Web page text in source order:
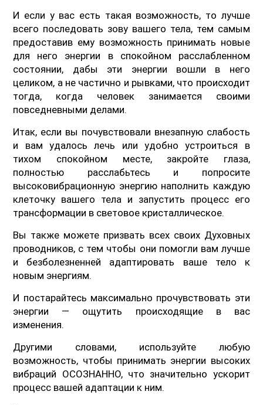
И если у вас есть такая возможность, то лучше
всего последовать зову вашего тела, тем самым
предоставив ему возможность принимать новые
для него энергии в спокойном расслабленном
состоянии, дабы эти энергии вошли в него
целиком, а не частично и рывками, что происходит
тогда, когда человек занимается своими
повседневными делами.
Итак, если вы почувствовали внезапную слабость
и вам удалось лечь или удобно устроиться в
тихом спокойном месте, закройте глаза,
полностью расслабьтесь и попросите
высоковибрационную энергию наполнить каждую
клеточку вашего тела и запустить процесс его
трансформации в световое кристаллическое.
Вы также можете призвать всех своих Духовных
проводников, с тем чтобы они помогли вам лучше
и безболезненней адаптировать ваше тело к
новым энергиям.
И постарайтесь максимально прочувствовать эти
энергии — ощутить происходящие в вас
изменения.
Другими словами, используйте любую
возможность, чтобы принимать энергии высоких
вибраций ОСОЗНАННО, что значительно ускорит
процесс вашей адаптации к ним.